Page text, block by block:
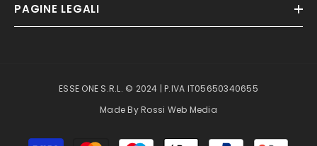
PAGINE LEGALI
ESSE ONE S.R.L. © 2024 | P.IVA IT05650340655
Made ByRossi Web Media
Metodi